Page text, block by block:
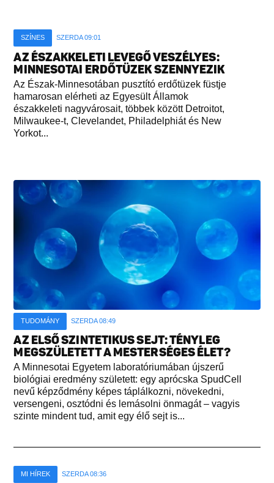
SZÍNES SZERDA 09:01
AZ ÉSZAKKELETI LEVEGŐ VESZÉLYES:
MINNESOTAI ERDŐTÜZEK SZENNYEZIK
Az Észak-Minnesotában pusztító erdőtüzek füstje
hamarosan elérheti az Egyesült Államok
északkeleti nagyvárosait, többek között Detroitot,
Milwaukee-t, Clevelandet, Philadelphiát és New
Yorkot...
TUDOMÁNY SZERDA 08:49
AZ ELSŐ SZINTETIKUS SEJT: TÉNYLEG
MEGSZÜLETETT A MESTERSÉGES ÉLET?
A Minnesotai Egyetem laboratóriumában újszerű
biológiai eredmény született: egy aprócska SpudCell
nevű képződmény képes táplálkozni, növekedni,
versengeni, osztódni és lemásolni önmagát – vagyis
szinte mindent tud, amit egy élő sejt is...
MI HÍREK SZERDA 08:36